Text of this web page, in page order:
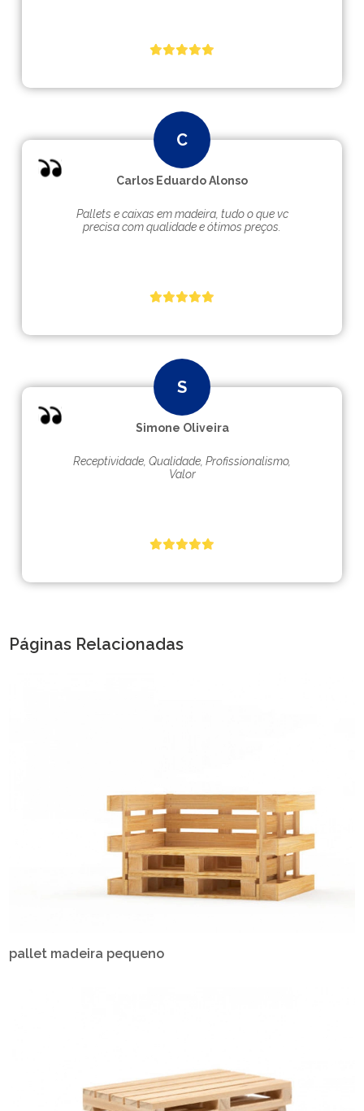
Carlos Eduardo Alonso
Pallets e caixas em madeira, tudo o que vc
precisa com qualidade e ótimos preços.
Simone Oliveira
Receptividade, Qualidade, Profissionalismo,
Valor
Páginas Relacionadas
pallet madeira pequeno